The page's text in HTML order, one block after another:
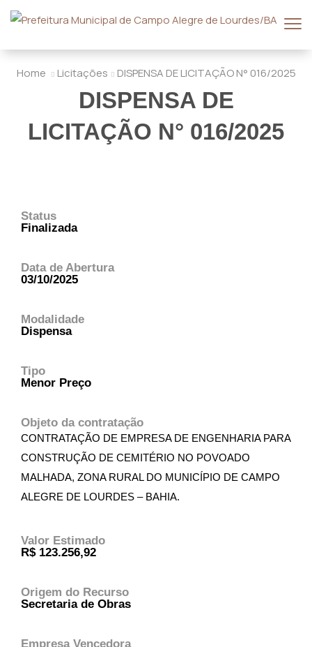
Home Licitações DISPENSA DE LICITAÇÃO N° 016/2025
DISPENSA DE
LICITAÇÃO N° 016/2025
Status
Finalizada
Data de Abertura
03/10/2025
Modalidade
Dispensa
Tipo
Menor Preço
Objeto da contratação
CONTRATAÇÃO DE EMPRESA DE ENGENHARIA PARA
CONSTRUÇÃO DE CEMITÉRIO NO POVOADO
MALHADA, ZONA RURAL DO MUNICÍPIO DE CAMPO
ALEGRE DE LOURDES – BAHIA.
Valor Estimado
R$ 123.256,92
Origem do Recurso
Secretaria de Obras
Empresa Vencedora